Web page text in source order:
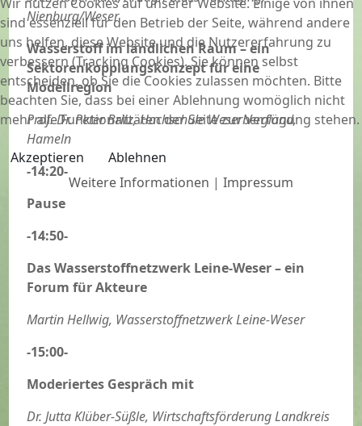
Nienburg/Weser
Wasserstoff im ländlichen Raum – ein
Sektorenkopplungskonzept füreine
Modellregion
Prof. Dr. Peter Britz, Hochschule Weserbergland,
Hameln
-14:20-
Pause
-14:50-
Das Wasserstoffnetzwerk Leine-Weser – ein
Forum für Akteure
Martin Hellwig, Wasserstoffnetzwerk Leine-Weser
-15:00-
Moderiertes Gespräch mit
Dr. Jutta Klüber-Süßle, Wirtschaftsförderung Landkreis
sind essenziell für den Betrieb der Seite, während andere
uns helfen, diese Website und die Nutzererfahrung zu
verbessern (Tracking Cookies). Sie können selbst
entscheiden, ob Sie die Cookies zulassen möchten. Bitte
beachten Sie, dass bei einer Ablehnung womöglich nicht
mehr alle Funktionalitäten der Seite zur Verfügung stehen.
Akzeptieren
Ablehnen
Weitere Informationen | Impressum